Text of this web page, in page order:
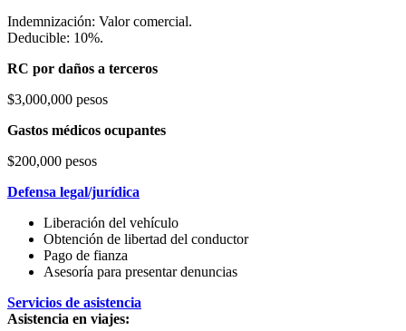
Indemnización: Valor comercial.
Deducible: 10%.
RC por daños a terceros
$3,000,000 pesos
Gastos médicos ocupantes
$200,000 pesos
Defensa legal/jurídica
Liberación del vehículo
Obtención de libertad del conductor
Pago de fianza
Asesoría para presentar denuncias
Servicios de asistencia
Asistencia en viajes: